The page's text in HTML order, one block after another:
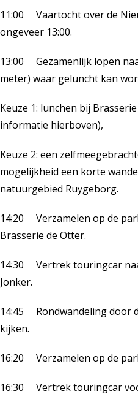
11:00 Vaartocht over de
ongeveer 13:00.
13:00 Gezamenlijk lopen
meter) waar geluncht kan
Keuze 1: lunchen bij
informatie hierboven),
Keuze 2: een
mogelijkheid een korte
natuurgebied Ruygeborg.
14:20 Verzamelen op de
Brasserie de Otter.
14:30 Vertrek touringcar
Jonker.
14:45 Rondwandeling door
kijken.
16:20 Verzamelen op de
16:30 Vertrek touringcar